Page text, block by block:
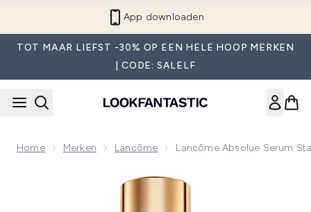
App downloaden
TOT MAAR LIEFST -30% OP EEN HELE HOOP MERKEN
| CODE: SALELF
Home Merken Lancôme Lancôme Absolue Serum